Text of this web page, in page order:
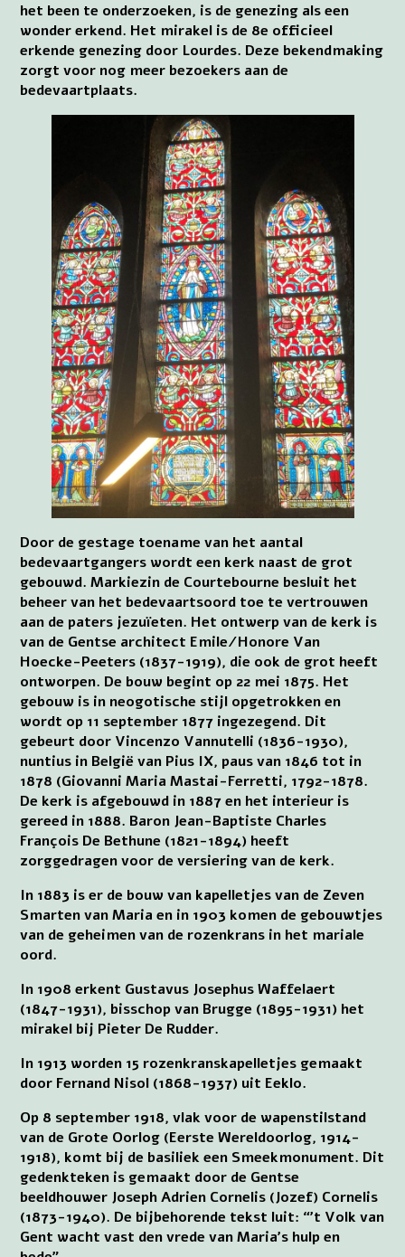
het been te onderzoeken, is de genezing als een
wonder erkend. Het mirakel is de 8e officieel
erkende genezing door Lourdes. Deze bekendmaking
zorgt voor nog meer bezoekers aan de
bedevaartplaats.
Door de gestage toename van het aantal
bedevaartgangers wordt een kerk naast de grot
gebouwd. Markiezin de Courtebourne besluit het
beheer van het bedevaartsoord toe te vertrouwen
aan de paters jezuïeten. Het ontwerp van de kerk is
van de Gentse architect Emile/Honore Van
Hoecke-Peeters (1837-1919), die ook de grot heeft
ontworpen. De bouw begint op 22 mei 1875. Het
gebouw is in neogotische stijl opgetrokken en
wordt op 11 september 1877 ingezegend. Dit
gebeurt door Vincenzo Vannutelli (1836-1930),
nuntius in België van Pius IX, paus van 1846 tot in
1878 (Giovanni Maria Mastai-Ferretti, 1792-1878.
De kerk is afgebouwd in 1887 en het interieur is
gereed in 1888. Baron Jean-Baptiste Charles
François De Bethune (1821-1894) heeft
zorggedragen voor de versiering van de kerk.
In 1883 is er de bouw van kapelletjes van de Zeven
Smarten van Maria en in 1903 komen de gebouwtjes
van de geheimen van de rozenkrans in het mariale
oord.
In 1908 erkent Gustavus Josephus Waffelaert
(1847-1931), bisschop van Brugge (1895-1931) het
mirakel bij Pieter De Rudder.
In 1913 worden 15 rozenkranskapelletjes gemaakt
door Fernand Nisol (1868-1937) uit Eeklo.
Op 8 september 1918, vlak voor de wapenstilstand
van de Grote Oorlog (Eerste Wereldoorlog, 1914-
1918), komt bij de basiliek een Smeekmonument. Dit
gedenkteken is gemaakt door de Gentse
beeldhouwer Joseph Adrien Cornelis (Jozef) Cornelis
(1873-1940). De bijbehorende tekst luit: “’t Volk van
Gent wacht vast den vrede van Maria’s hulp en